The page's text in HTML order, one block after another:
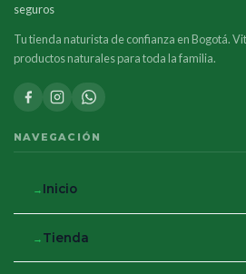
seguros
Tu tienda naturista de confianza en Bogotá.
productos naturales para toda la familia.
NAVEGACIÓN
Inicio
Tienda